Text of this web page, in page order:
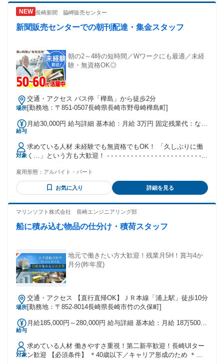
長崎新聞 脇岬販売センター
新聞販売センターでの朝刊配達・集金スタッフ
朝の2～4時の短時間／Wワークにも最適／未経
験・無資格OK◎
場所
交通・アクセス バス停「樺島」から徒歩2分
[勤務地：〒851-0507長崎県長崎市野母崎樺島町]
給与
月給30,000円 給与詳細 基本給：月給 3万円 固定残業代：なし
金額：なし 全員に一律で支払われるその他手当金額：なし
対象
求めている人材 未経験でも無資格でもOK！ 「久しぶりに働
く…」という方も大歓迎！ - - - - - - - - - - - - - - - - - - - - - - - -
空き時間を有効活用したい方 ⏩Wワークとして収入を増やし
たい方 ⏩モクモクと作業をするのが好きな方 ⏩ひとり作業の
方が気が楽な方 ⏩適度に運動しながら働きたい方
雇用形態： アルバイト・パート
お気に入り 詳細を見る
マリンソフト株式会社 長崎エンジニアリング部
船に積み込む物品の仕分け・積荷スタッフ
地元で働きたい方大歓迎！残業月5H！賞与4か
月分(昨年度)
場所
交通・アクセス 【直行直帰OK】ＪＲ本線「浦上駅」徒歩10分
[勤務地：〒852-8014長崎県長崎市竹の久保町]
給与
月給185,000円～280,000円 給与詳細 基本給：月給 18万5000
払われる通勤・皆勤・家族手当金額：なし 全員に一律で支払
われるその他手当金額：なし 【昇給】 年1回 【賞与】 年2回
※昨年度実績：年間4か月
対象
求めている人材 働きやすさ重視！第二新卒歓迎！長崎UIター
ン歓迎 【必須条件】 ＊40歳以下／キャリア形成のため ＊高